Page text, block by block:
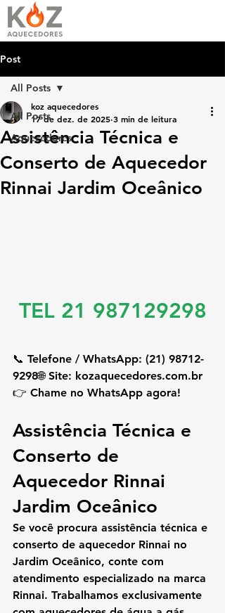
Post
All Posts
Aquecedores
All Posts
Assistência Técnica e
Conserto de Aquecedor
Rinnai Jardim Oceânico
koz aquecedores
17 de dez. de 2025 3 min de leitura
TEL 21 987129298
📞 Telefone / WhatsApp: (21) 98712-
9298🌐 Site: kozaquecedores.com.br
👉 Chame no WhatsApp agora!
Assistência Técnica e
Conserto de
Aquecedor Rinnai
Jardim Oceânico
Se você procura assistência técnica e
conserto de aquecedor Rinnai no
Jardim Oceânico, conte com
atendimento especializado na marca
Rinnai. Trabalhamos exclusivamente